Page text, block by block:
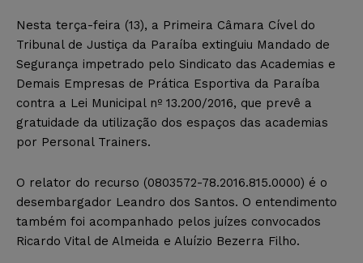
Nesta terça-feira (13), a Primeira Câmara Cível do
Tribunal de Justiça da Paraíba extinguiu Mandado de
Segurança impetrado pelo Sindicato das Academias e
Demais Empresas de Prática Esportiva da Paraíba
contra a Lei Municipal nº 13.200/2016, que prevê a
gratuidade da utilização dos espaços das academias
por Personal Trainers.
O relator do recurso (0803572-78.2016.815.0000) é o
desembargador Leandro dos Santos. O entendimento
também foi acompanhado pelos juízes convocados
Ricardo Vital de Almeida e Aluízio Bezerra Filho.